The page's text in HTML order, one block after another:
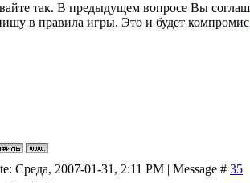
так. В предыдущем вопросе Вы
в правила игры. Это и будет
Среда, 2007-01-31, 2:11 PM | Message # 35